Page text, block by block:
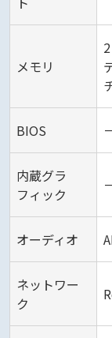
メモリ
BIOS
内蔵グラ
フィック
オーディオ
ネットワー
ク